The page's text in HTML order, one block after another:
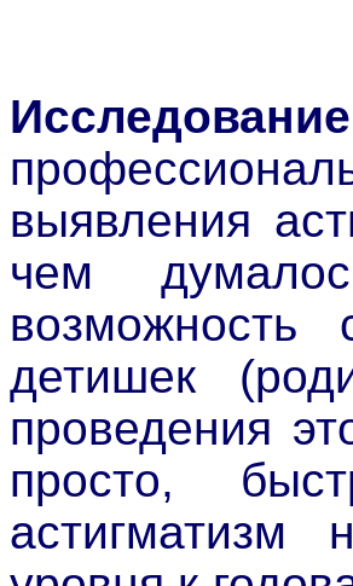
выявления
чем
возможность
детишек
проведения
просто,
астигматизм